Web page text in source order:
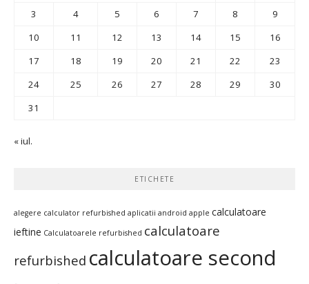
3
4 5 6 7 8
9
10
11 12 13 14 15
16
17
18 19 20 21 22
23
24
25 26 27 28 29
30
31
« iul.
ETICHETE
alegere calculator refurbished aplicatii android apple calculatoare
ieftine Calculatoarele refurbished calculatoare
refurbished calculatoare second